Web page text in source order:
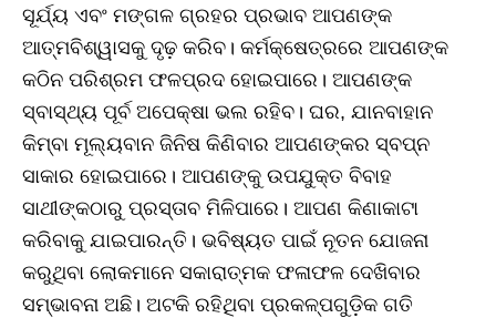
ସୂର୍ଯ୍ୟ ଏବଂ ମଙ୍ଗଳ ଗ୍ରହର ପ୍ରଭାବ ଆପଣଙ୍କ
ଆତ୍ମବିଶ୍ୱାସକୁ ଦୃଢ଼ କରିବ। କର୍ମକ୍ଷେତ୍ରରେ ଆପଣଙ୍କ
କଠିନ ପରିଶ୍ରମ ଫଳପ୍ରଦ ହୋଇପାରେ। ଆପଣଙ୍କ
ସ୍ବାସ୍ଥ୍ୟ ପୂର୍ବ ଅପେକ୍ଷା ଭଲ ରହିବ। ଘର, ଯାନବାହାନ
କିମ୍ବା ମୂଲ୍ୟବାନ ଜିନିଷ କିଣିବାର ଆପଣଙ୍କର ସ୍ବପ୍ନ
ସାକାର ହୋଇପାରେ। ଆପଣଙ୍କୁ ଉପଯୁକ୍ତ ବିବାହ
ସାଥୀଙ୍କଠାରୁ ପ୍ରସ୍ତାବ ମିଳିପାରେ। ଆପଣ କିଣାକାଟା
କରିବାକୁ ଯାଇପାରନ୍ତି। ଭବିଷ୍ୟତ ପାଇଁ ନୂତନ ଯୋଜନା
କରୁଥିବା ଲୋକମାନେ ସକାରାତ୍ମକ ଫଳାଫଳ ଦେଖିବାର
ସମ୍ଭାବନା ଅଛି। ଅଟକି ରହିଥିବା ପ୍ରକଳ୍ପଗୁଡ଼ିକ ଗତି